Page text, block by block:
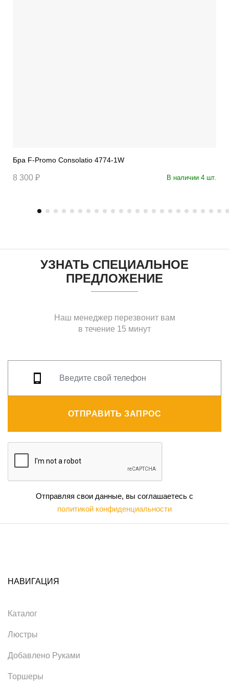
Бра F-Promo Consolatio 4774-1W
8 300 ₽ В наличии 4 шт.
УЗНАТЬ СПЕЦИАЛЬНОЕ
ПРЕДЛОЖЕНИЕ
Наш менеджер перезвонит вам
в течение 15 минут
ОТПРАВИТЬ ЗАПРОС
Отправляя свои данные, вы соглашаетесь с
политикой конфиденциальности
НАВИГАЦИЯ
Каталог
Люстры
Добавлено Руками
Торшеры